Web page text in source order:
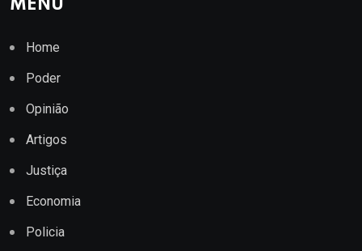
MENU
Home
Poder
Opinião
Artigos
Justiça
Economia
Policia